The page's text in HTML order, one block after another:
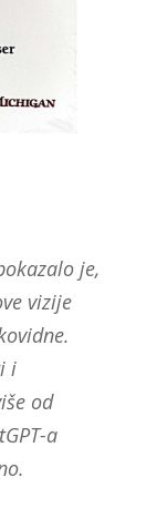
je,
vizije
i
od
a